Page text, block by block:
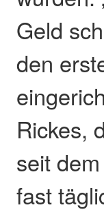
Geld
den
Rickes,
seit
fast